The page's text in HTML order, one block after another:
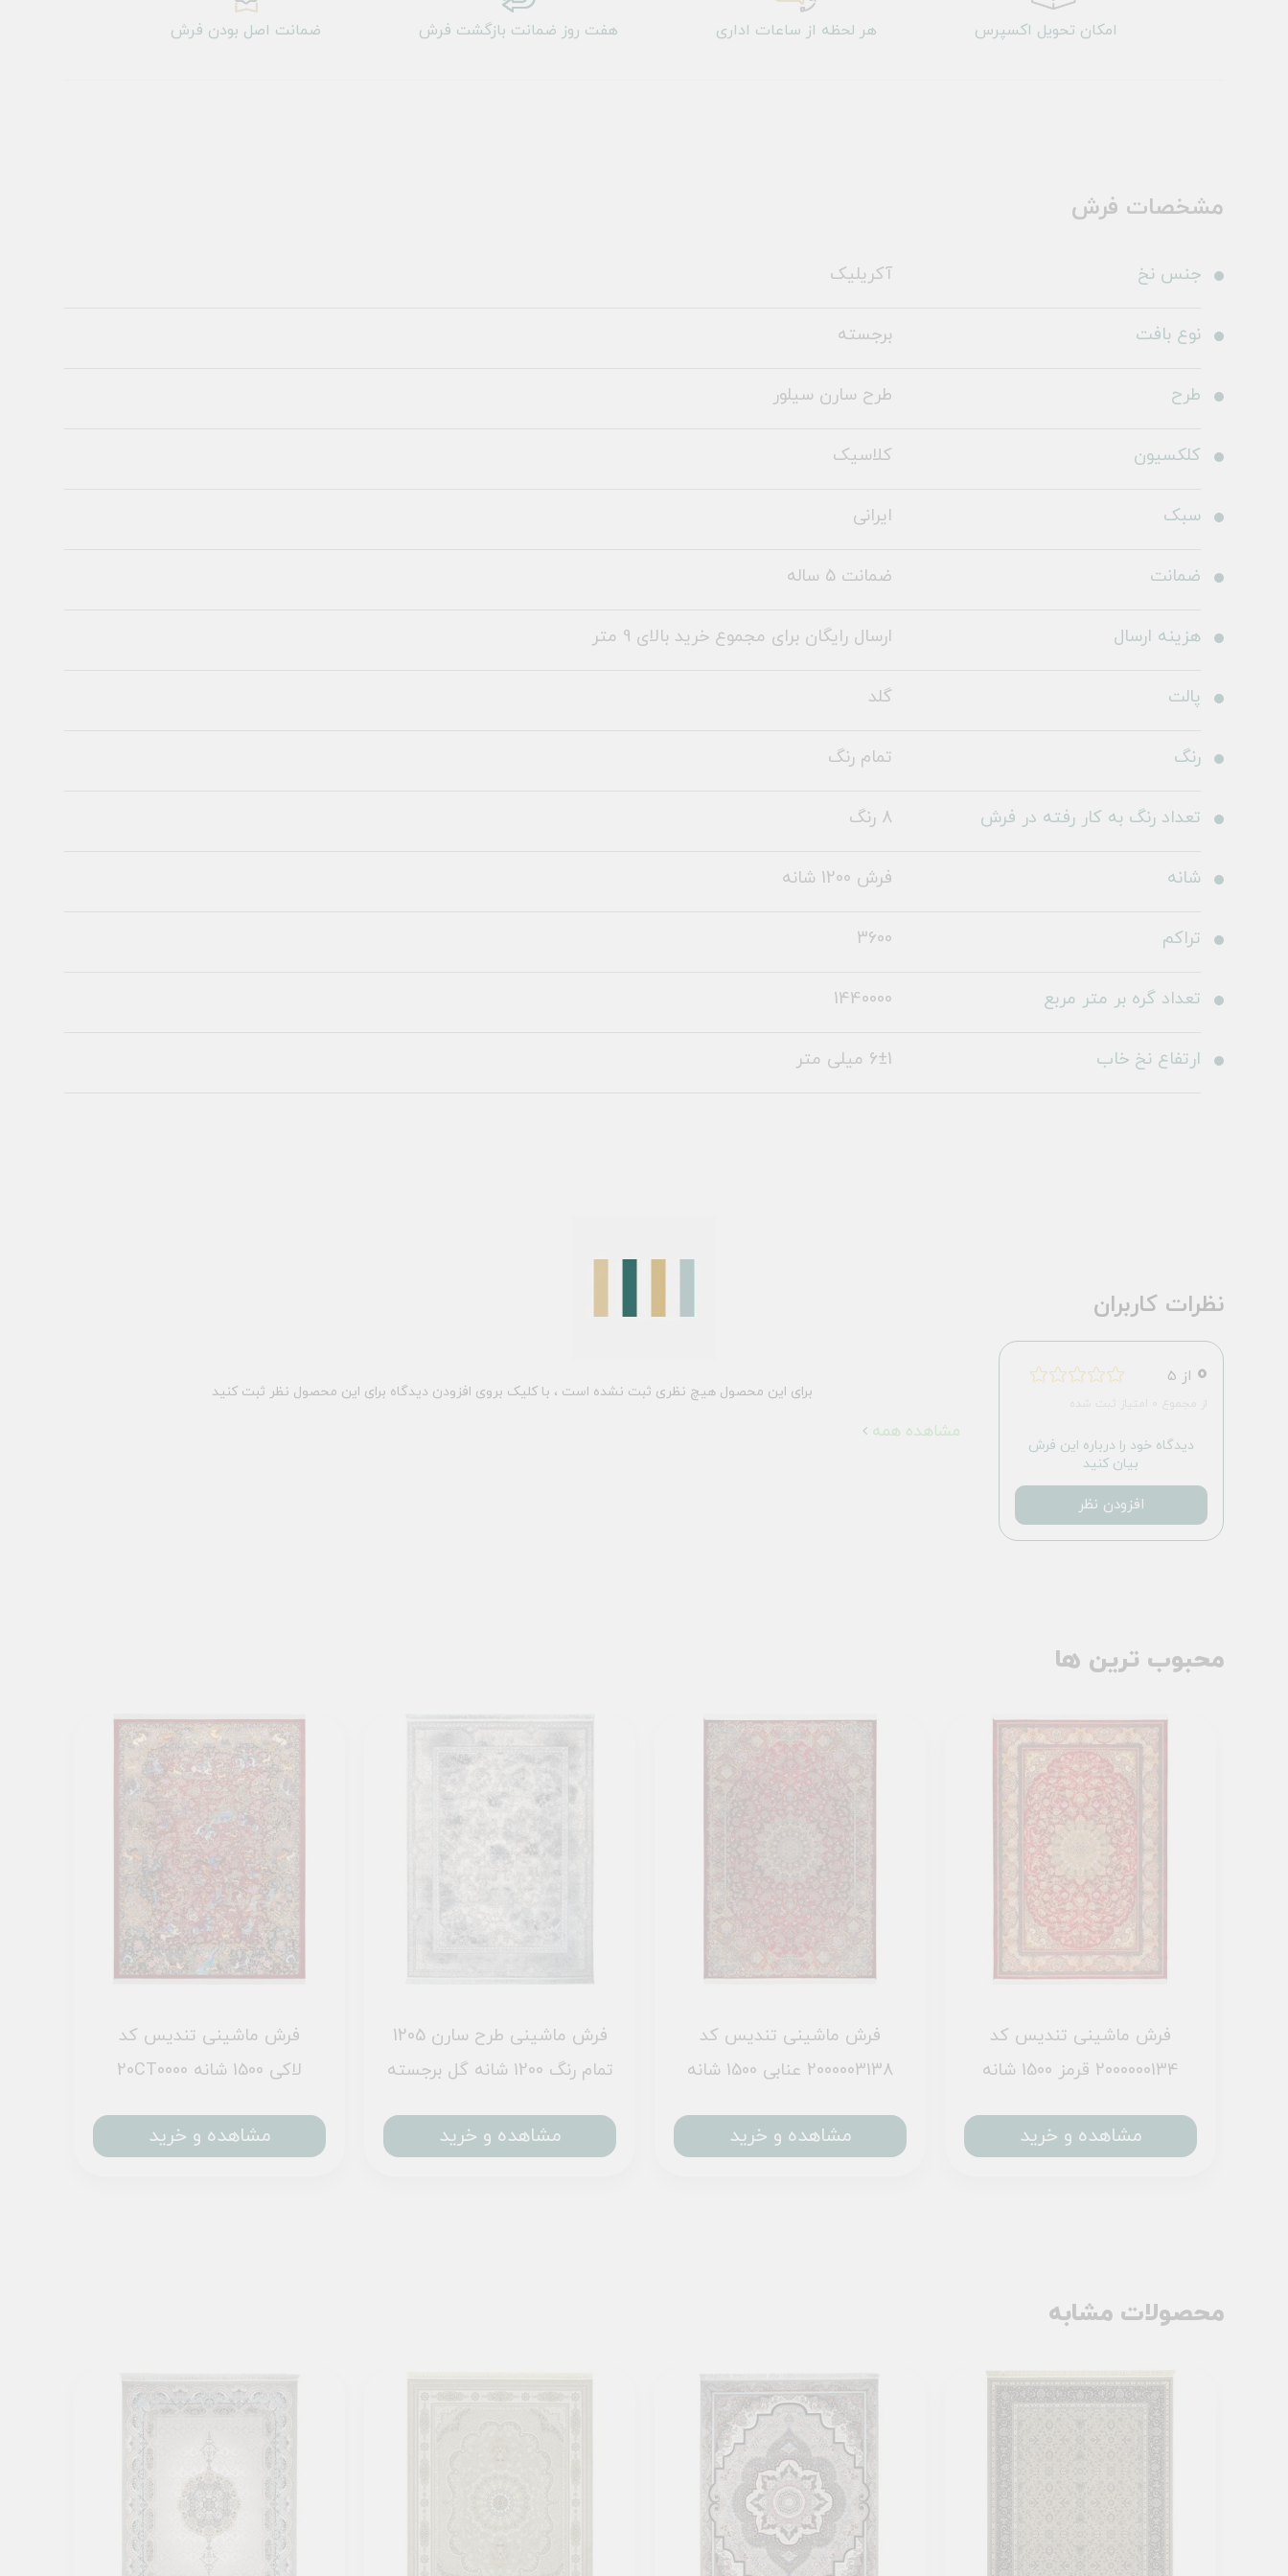
امکان تحویل اکسپرس هر لحظه از ساعات اداری هفت روز ضمانت بازگشت فرش ضمانت اصل بودن فرش
مشخصات فرش
جنس نخ آکریلیک
نوع بافت برجسته
طرح طرح سارن سیلور
کلکسیون کلاسیک
سبک ایرانی
ضمانت ضمانت 5 ساله
هزینه ارسال ارسال رایگان برای مجموع خرید بالای 9 متر
پالت گلد
رنگ تمام رنگ
تعداد رنگ به کار رفته در فرش 8 رنگ
شانه فرش 1200 شانه
تراکم 3600
تعداد گره بر متر مربع 1440000
ارتفاع نخ خاب 6±1 میلی متر
نظرات کاربران
0 از 5
دیدگاه خود را درباره این فرش
بیان کنید
افزودن نظر
برای این محصول هیچ نظری ثبت نشده است ، با کلیک بروی افزودن دیدگاه برای این محصول نظر ثبت کنید
مشاهده همه
محبوب ترین ها
فرش ماشینی تندیس کد
20CT0000 لاکی 1500 شانه
مشاهده و خرید
فرش ماشینی طرح سارن 1205
تمام رنگ 1200 شانه گل برجسته
مشاهده و خرید
فرش ماشینی تندیس کد
2000003138 عنابی 1500 شانه
مشاهده و خرید
فرش ماشینی تندیس کد
2000000134 قرمز 1500 شانه
مشاهده و خرید
محصولات مشابه